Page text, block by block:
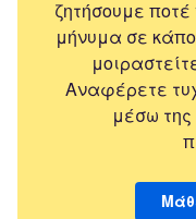
ζητήσουμε
μήνυμα σε
Αναφέρετε
μέσω